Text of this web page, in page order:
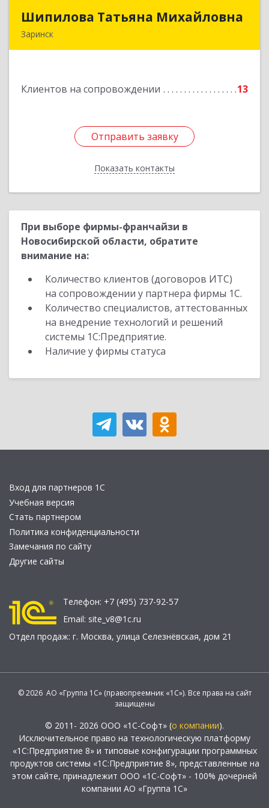
Шипилова Татьяна Михайловна
Заринск
Клиентов на сопровождении 13
Отправить заявку
Показать контакты
Шипилова Татьяна Михайловна
Отправить заявку
Назад
При выборе фирмы-франчайзи в
Новосибирской области, обратите
внимание на:
Количество клиентов (договоров ИТС)
на сопровождении у партнера фирмы 1С.
Количество специалистов, аттестованных
на внедрение технологий и решений
системы 1С:Предприятие.
Наличие у фирмы статуса
Вход для партнеров 1С
Учебная версия
Стать партнером
Политика конфиденциальности
Замечания по сайту
Другие сайты
Телефон: +7 (495) 737-92-57
Email: site_v8@1c.ru
Отдел продаж: г. Москва, улица Селезнёвская, дом 21
© 2026 АО «Группа 1С» (правопреемник «1С»). Все права на сайт
защищены
© 2011- 2026 ООО «1С-Софт» (о компании).
Исключительное право на технологическую платформу
«1С:Предприятие 8» и типовые конфигурации программных
продуктов системы «1С:Предприятие 8», представленные на
этом сайте, принадлежит ООО «1С-Софт» - 100% дочерней
компании АО «Группа 1С»